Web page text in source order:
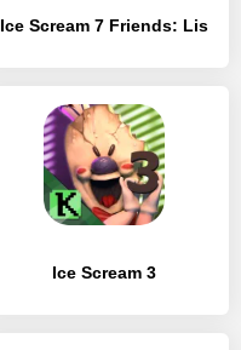
Ice Scream 7 Friends: Lis
Ice Scream 3